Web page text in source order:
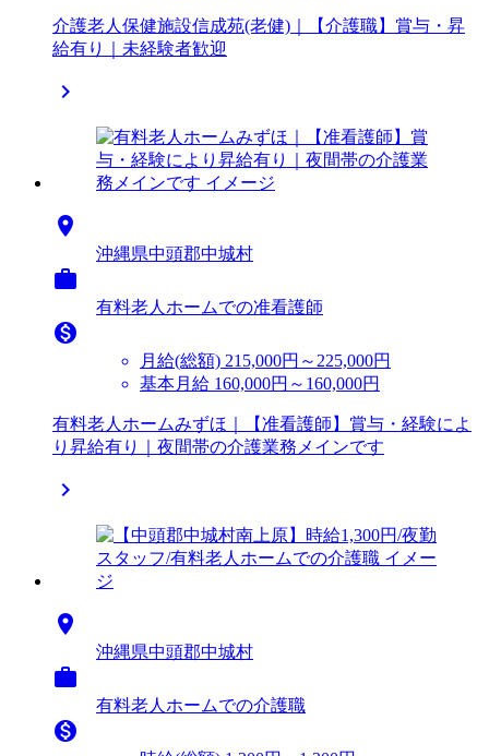
介護老人保健施設信成苑(老健)｜【介護職】賞与・昇
給有り｜未経験者歓迎


沖縄県中頭郡中城村

有料老人ホームでの准看護師

月給(総額) 215,000円～225,000円
基本月給 160,000円～160,000円
有料老人ホームみずほ｜【准看護師】賞与・経験によ
り昇給有り｜夜間帯の介護業務メインです


沖縄県中頭郡中城村

有料老人ホームでの介護職
